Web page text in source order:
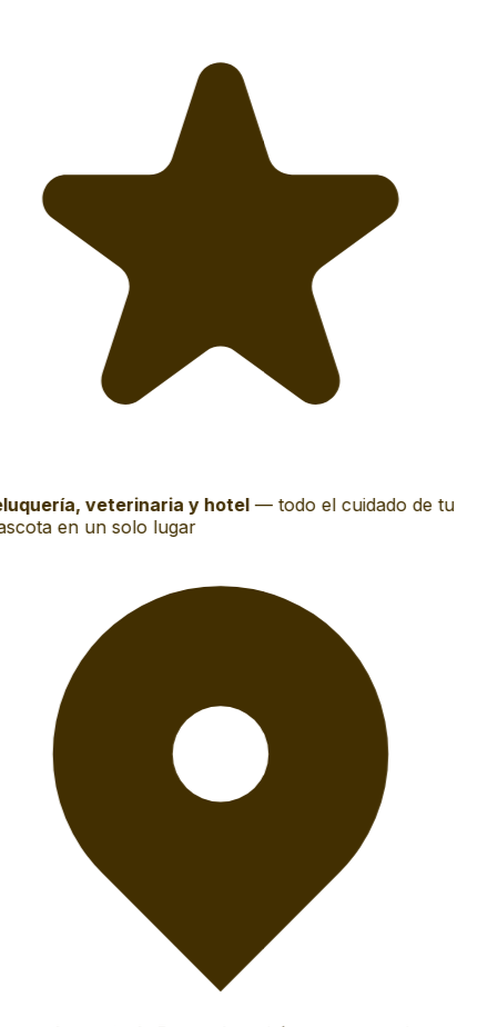
veterinaria y hotel— todo el cuidado de tu
en un solo lugar